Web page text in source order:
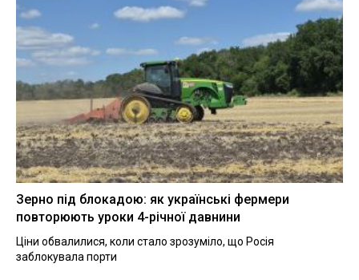
Зерно під блокадою: як українські фермери
повторюють уроки 4-річної давнини
Ціни обвалилися, коли стало зрозуміло, що Росія
заблокувала порти